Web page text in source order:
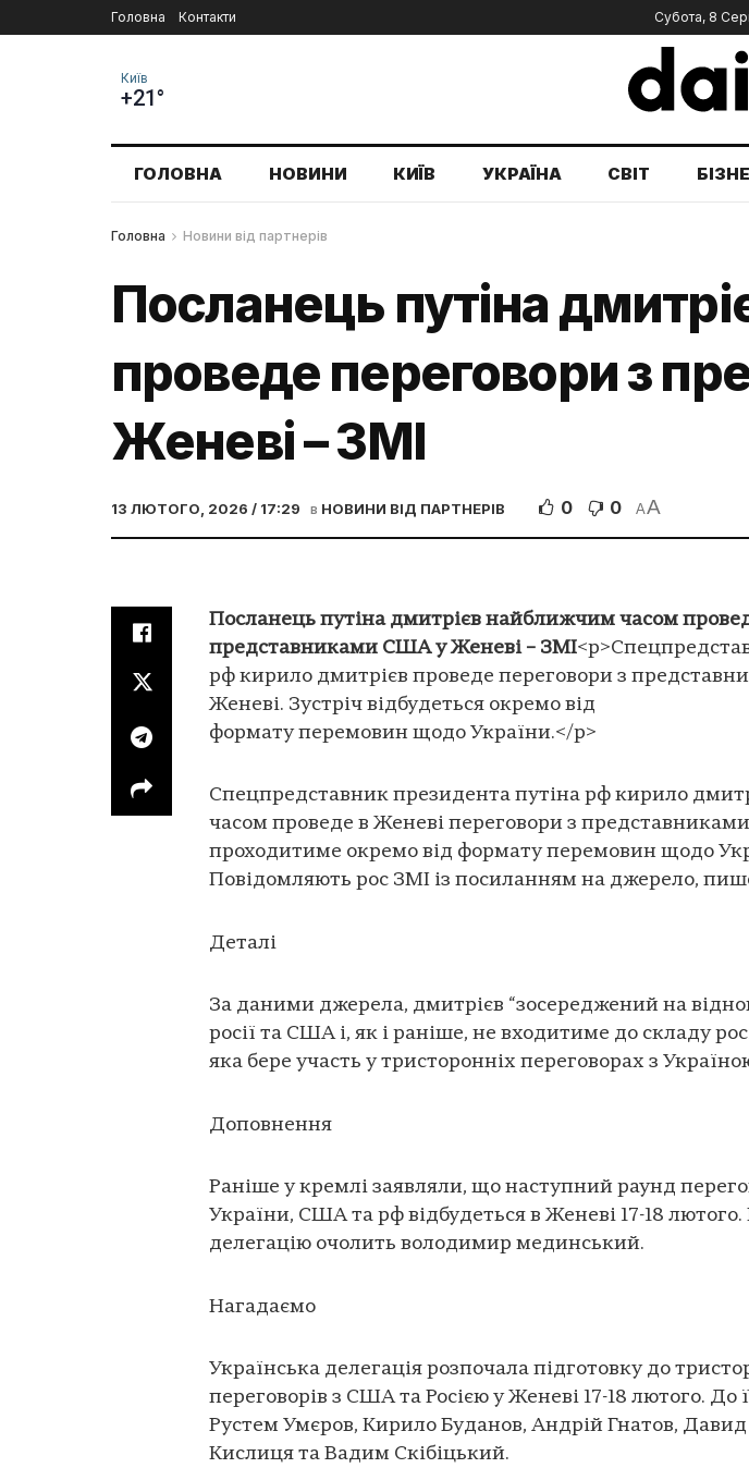
Головна Контакти Субота, 8
Київ
+21°
ГОЛОВНА НОВИНИ КИЇВ УКРАЇНА СВІТ
Головна Новини від партнерів
Посланець путіна
проведе переговори з
Женеві – ЗМІ
13 ЛЮТОГО, 2026 / 17:29 в НОВИНИ ВІД ПАРТНЕРІВ 0 0 AA
Посланець путіна дмитрієв найближчим часом
представниками США у Женеві – ЗМІ
рф кирило дмитрієв проведе переговори з
Женеві. Зустріч відбудеться окремо від
формату перемовин щодо України.</p>
Спецпредставник президента путіна рф кирило
часом проведе в Женеві переговори з
проходитиме окремо від формату перемовин щодо
Повідомляють рос ЗМІ із посиланням на джерело,
Деталі
За даними джерела, дмитрієв “зосереджений на
росії та США і, як і раніше, не входитиме до складу
яка бере участь у тристоронніх переговорах з
Доповнення
Раніше у кремлі заявляли, що наступний раунд
України, США та рф відбудеться в Женеві 17-18 лютого.
делегацію очолить володимир мединський.
Нагадаємо
Українська делегація розпочала підготовку до
переговорів з США та Росією у Женеві 17-18 лютого. До
Рустем Умєров, Кирило Буданов, Андрій Гнатов, Давид
Кислиця та Вадим Скібіцький.